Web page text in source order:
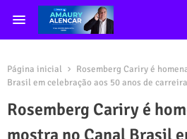
Página inicial
Rosemberg Cariry é
Brasil em celebração aos 50 anos de carreira
Rosemberg Cariry é